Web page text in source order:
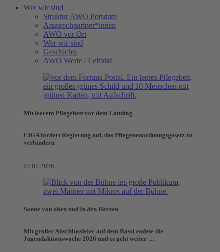
Wer wir sind
Struktur AWO Potsdam
Ansprechpartner*innen
AWO vor Ort
Wer wir sind
Geschichte
AWO Werte / Leitbild
Mit leerem Pflegebett vor dem Landtag
LIGA fordert Regierung auf, das Pflegeneuordnungsgesetz zu
verhindern
27.07.2026
Sonne von oben und in den Herzen
Mit großer Abschlussfeier auf dem Bassi endete die
Jugendaktionswoche 2026 und es geht weiter …